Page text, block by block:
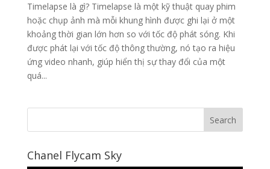
Timelapse là gì? Timelapse là một kỹ thuật quay phim
hoặc chụp ảnh mà mỗi khung hình được ghi lại ở một
khoảng thời gian lớn hơn so với tốc độ phát sóng. Khi
được phát lại với tốc độ thông thường, nó tạo ra hiệu
ứng video nhanh, giúp hiển thị sự thay đổi của một
quá...
Chanel Flycam Sky